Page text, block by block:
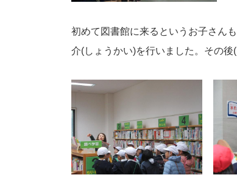
初めて図書館に来るというお子さん
介(しょうかい)を行いました。その